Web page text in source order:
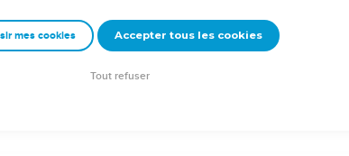
régulier, jour après jour, aussi longtemps qu’il
© 1992, 1999 by Biblica, Inc.® Used by permission. All rights reserved
mes cookies Accepter tous les cookies
Tout refuser